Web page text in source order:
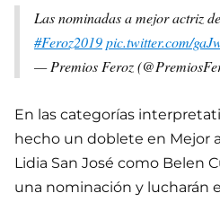
Las nominadas a mejor actriz
#Feroz2019pic.twitter.com/
— Premios Feroz
En las categorías
hecho un doblete en Mejor
Lidia San José como Belen
una nominación y lucharán